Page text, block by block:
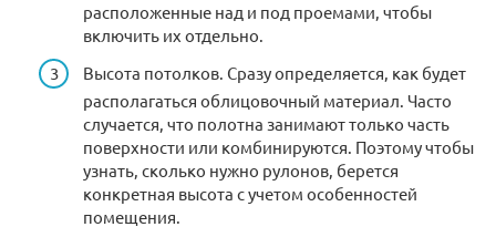
расположенные над и под проемами, чтобы
включить их отдельно.
Высота потолков. Сразу определяется, как будет
располагаться облицовочный материал. Часто
случается, что полотна занимают только часть
поверхности или комбинируются. Поэтому чтобы
узнать, сколько нужно рулонов, берется
конкретная высота с учетом особенностей
помещения.